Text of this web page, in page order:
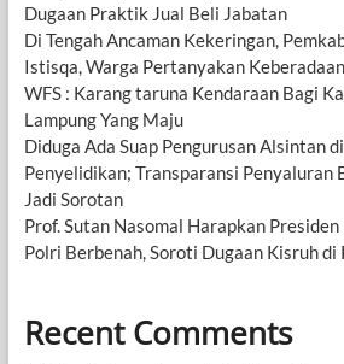
Dugaan Praktik Jual Beli Jabatan
Di Tengah Ancaman Kekeringan,
Istisqa, Warga Pertanyakan
WFS : Karang taruna Kendaraan Bagi
Lampung Yang Maju
Diduga Ada Suap Pengurusan Alsintan
Penyelidikan; Transparansi Penyaluran
Jadi Sorotan
Prof. Sutan Nasomal Harapkan
Polri Berbenah, Soroti Dugaan Kisruh di
Recent Comments